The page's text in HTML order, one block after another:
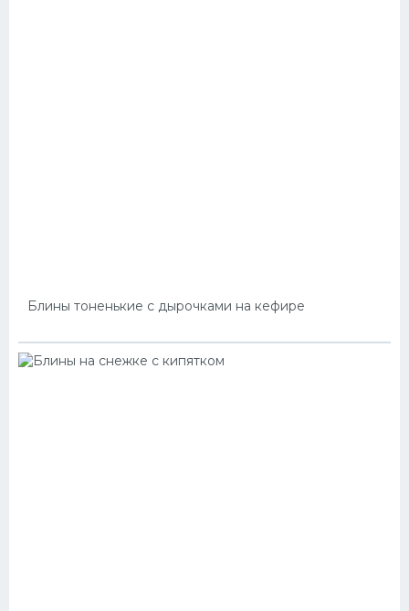
Блины тоненькие с дырочками на кефире